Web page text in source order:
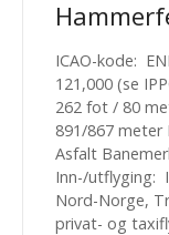
ICAO-kode:
121,000 (se
262 fot / 80
891/867 meter
Asfalt
Inn-/utflyging:
Nord-Norge,
privat- og